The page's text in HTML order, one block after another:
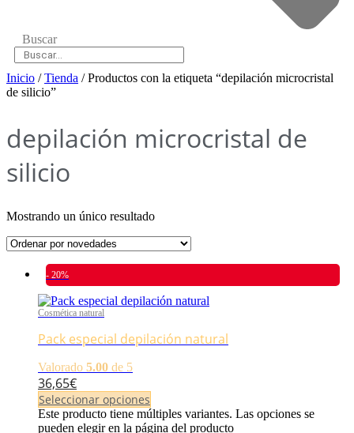
Buscar
Inicio /Tienda / Productos con la etiqueta “depilación microcristal
de silicio”
depilación microcristal de
silicio
Mostrando un único resultado
- 20%
Cosmética natural
Pack especial depilación natural
Valorado 5.00 de 5
36,65€
Seleccionar opciones
Este producto tiene múltiples variantes. Las opciones se
pueden elegir en la página del producto